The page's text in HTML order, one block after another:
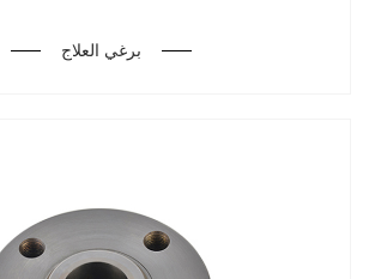
برغي العلاج